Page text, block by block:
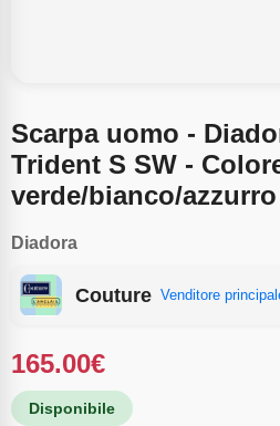
Scarpa uomo -
Trident S SW -
verde/bianco/azzurro
Diadora
Couture Venditore
165.00€
Disponibile